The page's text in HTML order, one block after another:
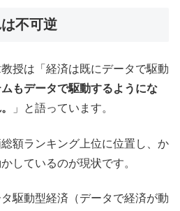
不可逆
授は「経済は既にデータで駆動
もデータで駆動するようにな
」と語っています。
額ランキング上位に位置し、か
しているのが現状です。
駆動型経済（データで経済が動